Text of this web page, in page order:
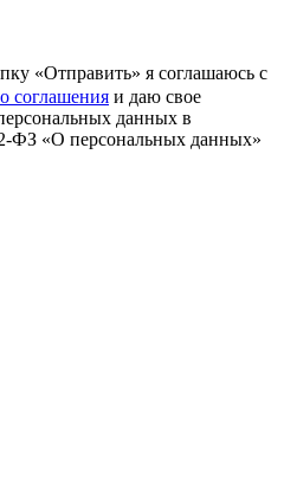
«Отправить» я соглашаюсь с
соглашения и даю свое
данных в
ФЗ «О персональных данных»